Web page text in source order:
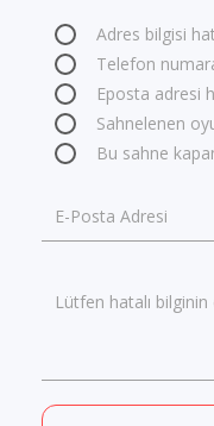
Adres bilgisi
Telefon
Eposta adresi
Sahnelenen
Bu sahne
E-Posta Adresi
Lütfen hatalı bilginin